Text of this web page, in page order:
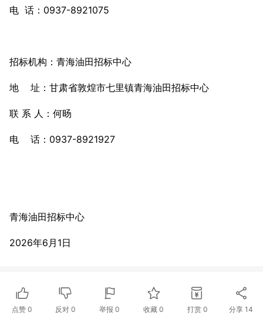
电 话：0937-8921075
招标机构：青海油田招标中心
地 址：甘肃省敦煌市七里镇青海油田招标中心
联 系 人：何旸
电 话：0937-8921927
青海油田招标中心
2026年6月1日
点赞 0 反对0 举报 0 收藏 0 打赏 0 分享14